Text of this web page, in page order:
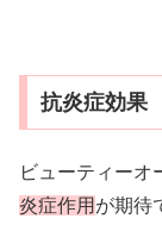
抗炎症効果
ビューティーオ
炎症作用 が期待